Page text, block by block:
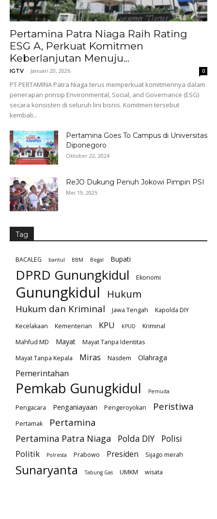
Pertamina Patra Niaga Raih Rating
ESG A, Perkuat Komitmen
Keberlanjutan Menuju...
IGTV - Januari 20, 2026 0
PT PERTAMINA Patra Niaga terus memperkuat komitmennya dalam
penerapan prinsip Environmental, Social, and Governance (ESG)
secara konsisten di seluruh lini bisnis. Komitmen tersebut
kembali...
Pertamina Goes To Campus di Universitas
Diponegoro
Oktober 22, 2024
ReJO Dukung Penuh Jokowi Pimpin PSI
Mei 19, 2025
Tag
BACALEG bantul BBM Begal Bupati
DPRD Gunungkidul Ekonomi
Gunungkidul Hukum
Hukum dan Kriminal Jawa Tengah
Kapolda DIY
Kecelakaan
Kementerian KPU KPUD
Kriminal
Mahfud MD
Mayat
Mayat Tanpa Identitas
Mayat Tanpa Kepala
Miras Nasdem Olahraga
Pemerintahan
Pemkab Gunugkidul Pemuda
Pengacara Penganiayaan Pengeroyokan Peristiwa
Pertamak Pertamina
Pertamina Patra Niaga Polda DIY
Polisi
Politik
Polresta Prabowo Presiden Sijago merah
Sunaryanta Tabung Gas UMKM wisata